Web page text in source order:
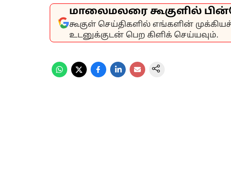
மாலைமலரை கூகுளில்
கூகுள் செய்திகளில் எங்களின்
உடனுக்குடன் பெற கிளிக் செய்யவும்.